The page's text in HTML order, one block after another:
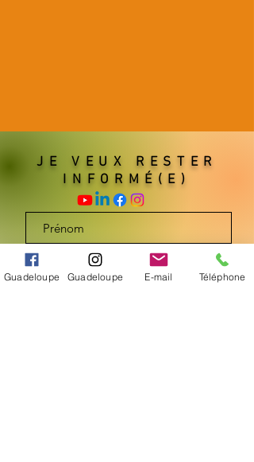
JE VEUX RESTER
INFORMÉ(E)
Guadeloupe Guadeloupe E-mail Téléphone